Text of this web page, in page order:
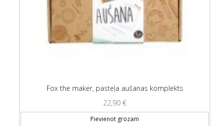
Fox the maker, pasteļa aušanas komplekts
22,90 €
Pievienot grozam